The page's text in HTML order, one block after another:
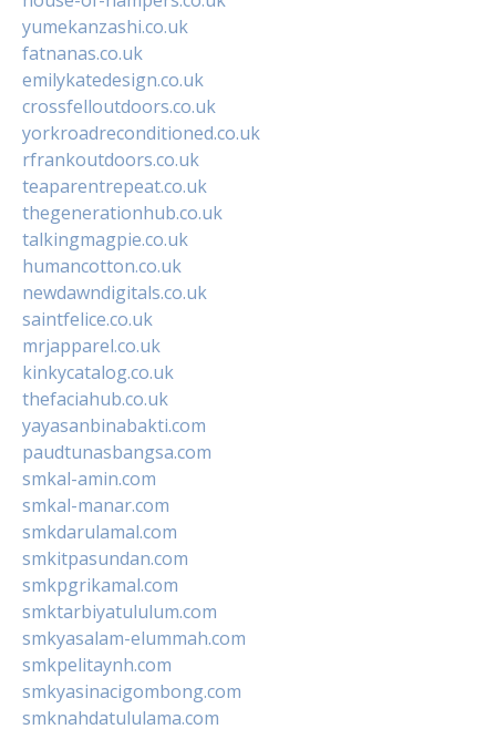
yumekanzashi.co.uk
fatnanas.co.uk
emilykatedesign.co.uk
crossfelloutdoors.co.uk
yorkroadreconditioned.co.uk
rfrankoutdoors.co.uk
teaparentrepeat.co.uk
thegenerationhub.co.uk
talkingmagpie.co.uk
humancotton.co.uk
newdawndigitals.co.uk
saintfelice.co.uk
mrjapparel.co.uk
kinkycatalog.co.uk
thefaciahub.co.uk
yayasanbinabakti.com
paudtunasbangsa.com
smkal-amin.com
smkal-manar.com
smkdarulamal.com
smkitpasundan.com
smkpgrikamal.com
smktarbiyatululum.com
smkyasalam-elummah.com
smkpelitaynh.com
smkyasinacigombong.com
smknahdatululama.com